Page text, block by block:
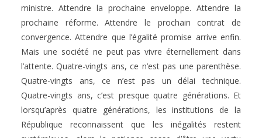
ministre. Attendre la prochaine enveloppe. Attendre la
prochaine réforme. Attendre le prochain contrat de
convergence. Attendre que l’égalité promise arrive enfin.
Mais une société ne peut pas vivre éternellement dans
l’attente. Quatre-vingts ans, ce n’est pas une parenthèse.
Quatre-vingts ans, ce n’est pas un délai technique.
Quatre-vingts ans, c’est presque quatre générations. Et
lorsqu’après quatre générations, les institutions de la
République reconnaissent que les inégalités restent